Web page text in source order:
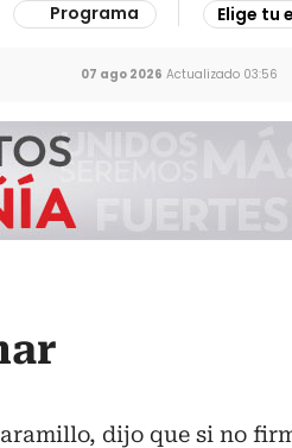
Programa Elige tu
07 ago 2026 Actualizado 03:56
dijo que si no